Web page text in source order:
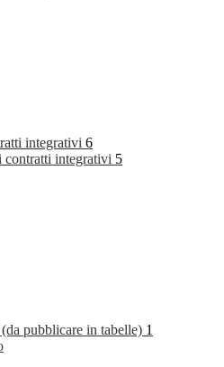
integrativi 6
contratti integrativi 5
pubblicare in tabelle) 1